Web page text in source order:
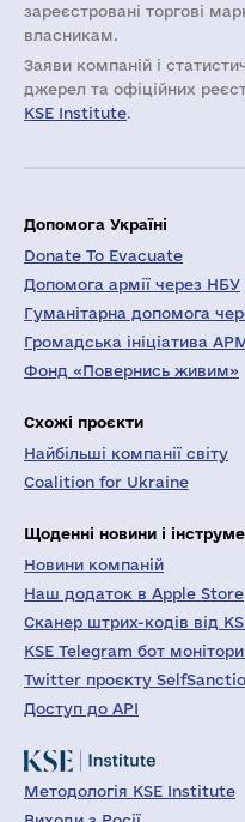
зареєстровані торгові
власникам.
Заяви компаній i
джерел та офіційних
KSE Institute.
Допомога Україні
Donate To Evacuate
Допомога армії через НБУ
Гуманітарна допомога
Громадська ініціатива
Фонд «Повернись живим»
Схожі проєкти
Найбільші компанії світу
Coalition for Ukraine
Щоденні новини і
Новини компаній
Наш додаток в Apple Store
Сканер штрих-кодів від
KSE Telegram бот
Twitter проєкту
Доступ до API
Методологія KSE Institute